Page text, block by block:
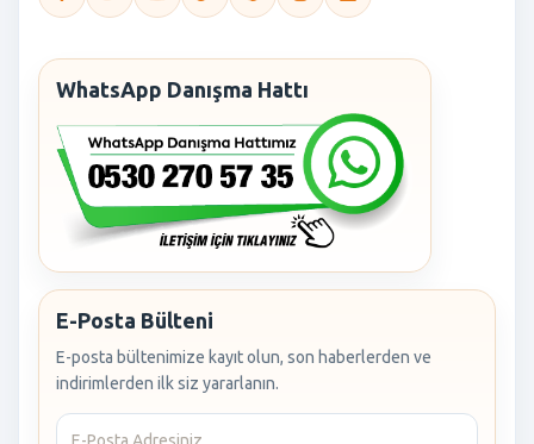
WhatsApp Danışma Hattı
E-Posta Bülteni
E-posta bültenimize kayıt olun, son haberlerden ve
indirimlerden ilk siz yararlanın.